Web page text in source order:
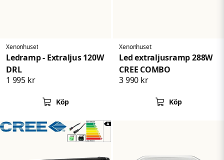
Xenonhuset
Ledramp - Extraljus 120W
DRL
1 995 kr
Köp
Xenonhuset
Led extraljusramp 288W
CREE COMBO
3 990 kr
Köp